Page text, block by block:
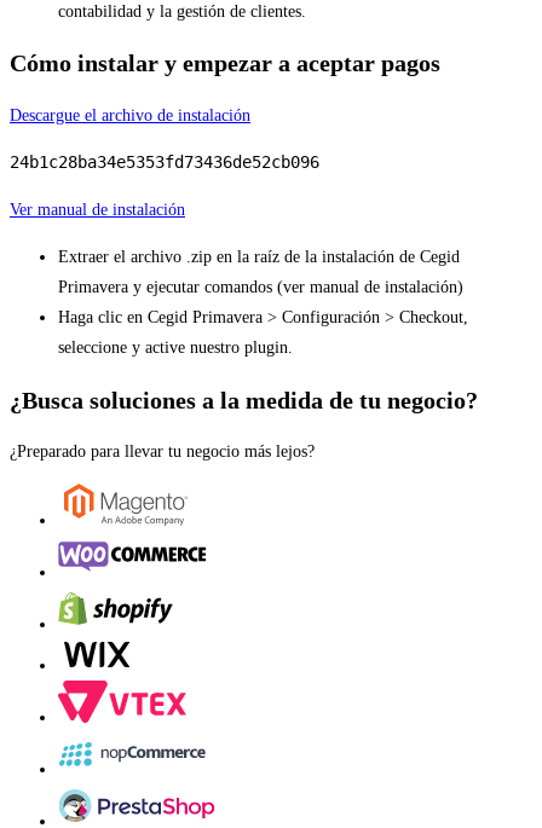
contabilidad y la gestión de clientes.
Cómo instalar y empezar a aceptar pagos
Descargue el archivo de instalación
24b1c28ba34e5353fd73436de52cb096
Ver manual de instalación
Extraer el archivo .zip en la raíz de la instalación de Cegid
Primavera y ejecutar comandos (ver manual de instalación)
Haga clic en Cegid Primavera > Configuración > Checkout,
seleccione y active nuestro plugin.
¿Busca soluciones a la medida de tu negocio?
¿Preparado para llevar tu negocio más lejos?